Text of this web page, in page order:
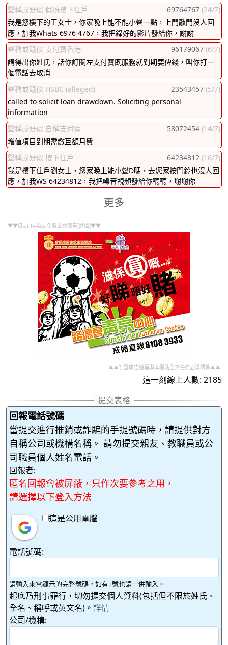
聲稱或疑似 假扮樓下住戶 69764767 (24/7)
我是您樓下的王女士，你家晚上能不能小聲一點，上門敲門沒人回
應，加我Whats 6976 4767，我把錄好的影片發給你，謝謝
聲稱或疑似 支付寶香港
96179067 (6/7)
講得出你姓氏，話你訂閱左支付寶既服務就到期要俾錢，叫你打一
個電話去取消
聲稱或疑似 HSBC (alleged)
23543457 (5/7)
called to solicit loan drawdown. Soliciting personal
information
聲稱或疑似 自稱支付寶
58072454 (14/7)
增值項目到期需繳巨額月費
聲稱或疑似 樓下住戶
64234812 (16/7)
我是樓下住戶劉女士，您家晚上能小聲D嗎，去您家按門鈴也沒人回
應，加我WS 64234812，我把噪音視頻發給你聽聽，謝謝你
更多
▼▼Charity-Ads 免費公益廣告[詳情]▼▼
▲▲刊登廣告機構與本網站全無任何立場關係▲▲
這一刻線上人數: 2185
回報電話號碼
當提交進行推銷或詐騙的手提號碼時，請提供對方
自稱公司或機構名稱。 請勿提交親友、教職員或公
司職員個人姓名電話。
回報者:
匿名回報會被屏蔽，只作次要參考之用，
請選擇以下登入方法
這是公用電腦
電話號碼:
請輸入來電顯示的完整號碼，如有+號也請一併輸入。
起底乃刑事罪行，切勿提交個人資料(包括但不限於姓氏、
全名、稱呼或英文名)。 詳情
公司/機構: